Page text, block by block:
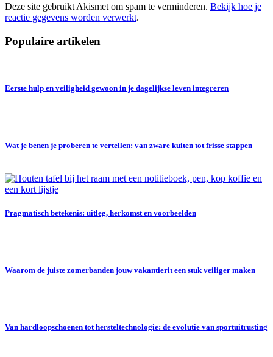
Deze site gebruikt Akismet om spam te verminderen. Bekijk hoe je
reactie gegevens worden verwerkt.
Populaire artikelen
Eerste hulp en veiligheid gewoon in je dagelijkse leven integreren
Wat je benen je proberen te vertellen: van zware kuiten tot frisse stappen
Pragmatisch betekenis: uitleg, herkomst en voorbeelden
Waarom de juiste zomerbanden jouw vakantierit een stuk veiliger maken
Van hardloopschoenen tot hersteltechnologie: de evolutie van sportuitrusting